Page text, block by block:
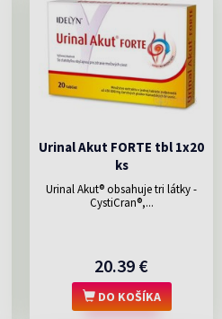
Urinal Akut FORTE tbl 1x20
ks
Urinal Akut® obsahuje tri látky -
CystiCran®,...
20.39 €
DO KOŠÍKA